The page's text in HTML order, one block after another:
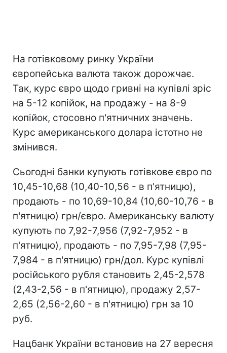
На готівковому ринку України
європейська валюта також дорожчає.
Так, курс євро щодо гривні на купівлі зріс
на 5-12 копійок, на продажу - на 8-9
копійок, стосовно п'ятничних значень.
Курс американського долара істотно не
змінився.
Сьогодні банки купують готівкове євро по
10,45-10,68 (10,40-10,56 - в п'ятницю),
продають - по 10,69-10,84 (10,60-10,76 - в
п'ятницю) грн/євро. Американську валюту
купують по 7,92-7,956 (7,92-7,952 - в
п'ятницю), продають - по 7,95-7,98 (7,95-
7,984 - в п'ятницю) грн/дол. Курс купівлі
російського рубля становить 2,45-2,578
(2,43-2,56 - в п'ятницю), продажу 2,57-
2,65 (2,56-2,60 - в п'ятницю) грн за 10
руб.
Нацбанк України встановив на 27 вересня